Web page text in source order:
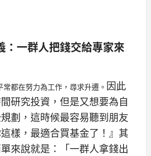
：一群人把錢交給專家來
都在努力為工作，尋求升遷。 因此
研究投資，但是又想要為自
劃，這時候最容易聽到朋友
樣，最適合買基金了！』其
來說就是：「一群人拿錢出